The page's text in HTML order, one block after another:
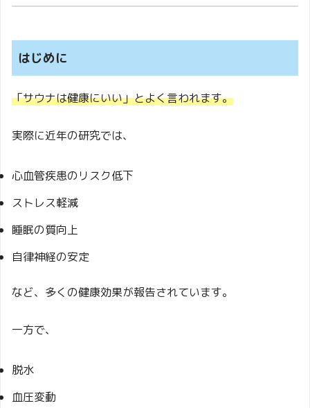
はじめに
「サウナは健康にいい」とよく言われます。
実際に近年の研究では、
心血管疾患のリスク低下
ストレス軽減
睡眠の質向上
自律神経の安定
など、多くの健康効果が報告されています。
一方で、
脱水
血圧変動